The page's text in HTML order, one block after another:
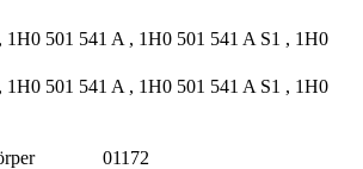
, 1H0 501 541 A , 1H0 501 541 A S1 , 1H0
, 1H0 501 541 A , 1H0 501 541 A S1 , 1H0
01172